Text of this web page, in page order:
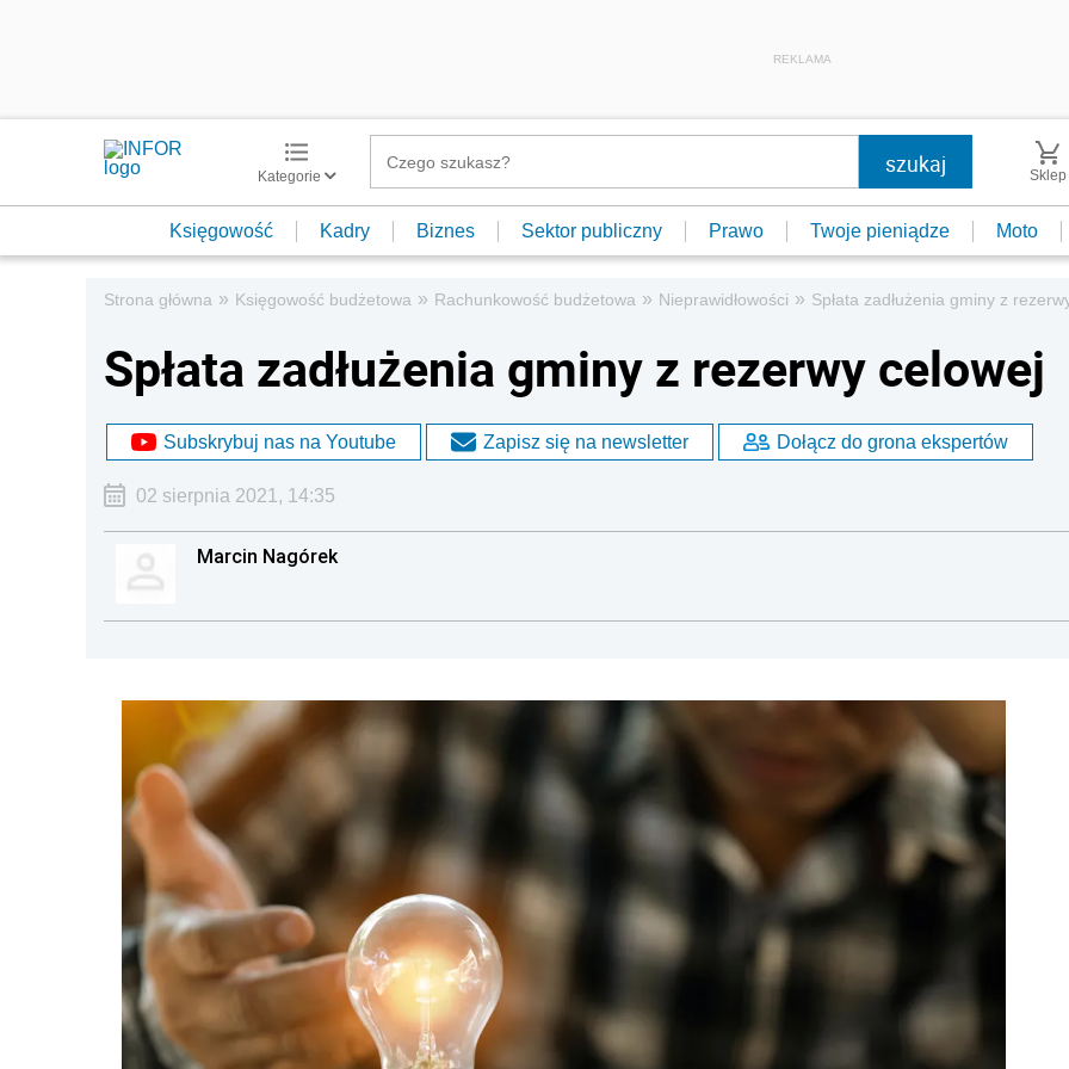
REKLAMA
Kategorie Sklep
Księgowość Kadry Biznes Sektor publiczny Prawo Twoje pieniądze Moto
Strona główna » Księgowość budżetowa » Rachunkowość budżetowa » Nieprawidłowości » Spłata zadłużenia gminy z
Spłata zadłużenia gminy z rezerwy celowej
Subskrybuj nas na Youtube Zapisz się na newsletter Dołącz do grona ekspertów
02 sierpnia 2021, 14:35
Marcin Nagórek